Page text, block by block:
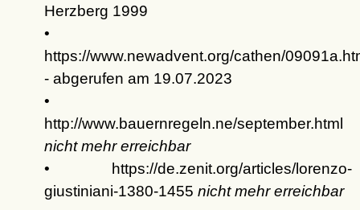
Herzberg 1999
•
https://www.newadvent.org/cathen/
- abgerufen am 19.07.2023
•
http://www.bauernregeln.ne/september.html
nicht mehr erreichbar
• https://de.zenit.org/articles/lorenzo-
giustiniani-1380-1455 nicht mehr erreichbar